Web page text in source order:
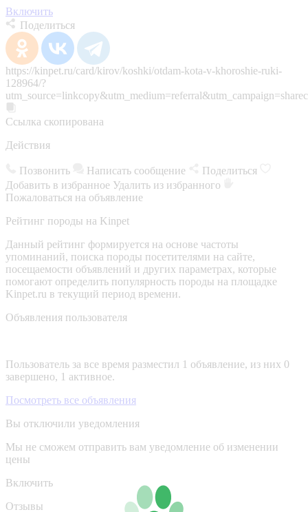
Включить
Поделиться
https://kinpet.ru/card/kirov/koshki/otdam-kota-v-khoroshie-ruki-
128964/?
Ссылка скопирована
Действия
Позвонить Написать сообщение
Поделиться
Добавить в избранное Удалить из избранного
Пожаловаться на объявление
Рейтинг породы на Kinpet
Данный рейтинг формируется на основе частоты
упоминаний, поиска породы посетителями на сайте,
посещаемости объявлений и других параметрах, которые
помогают определить популярность породы на площадке
Kinpet.ru в текущий период времени.
Объявления пользователя
Пользователь за все время разместил 1 объявление, из них 0
завершено, 1 активное.
Посмотреть все объявления
Вы отключили уведомления
Мы не сможем отправить вам уведомление об изменении
цены
Включить
Отзывы